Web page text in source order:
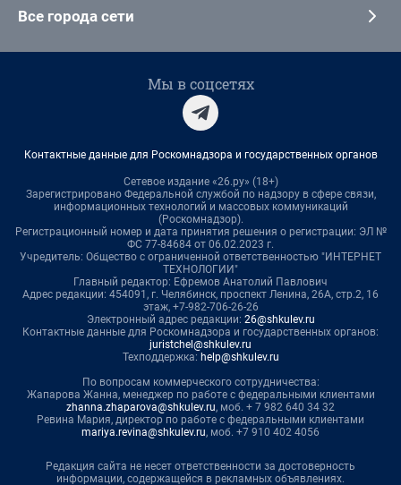
Все города сети
Мы в соцсетях
Контактные данные для Роскомнадзора и государственных органов
Сетевое издание «26.ру» (18+)
Зарегистрировано Федеральной службой по надзору в сфере связи,
информационных технологий и массовых коммуникаций
(Роскомнадзор).
Регистрационный номер и дата принятия решения о регистрации: ЭЛ №
ФС 77-84684 от 06.02.2023 г.
Учредитель: Общество с ограниченной ответственностью "ИНТЕРНЕТ
ТЕХНОЛОГИИ"
Главный редактор: Ефремов Анатолий Павлович
Адрес редакции: 454091, г. Челябинск, проспект Ленина, 26А, стр.2, 16
этаж, +7-982-706-26-26
Электронный адрес редакции: 26@shkulev.ru
Контактные данные для Роскомнадзора и государственных органов:
juristchel@shkulev.ru
Техподдержка: help@shkulev.ru
По вопросам коммерческого сотрудничества:
Жапарова Жанна, менеджер по работе с федеральными клиентами
zhanna.zhaparova@shkulev.ru, моб. + 7 982 640 34 32
Ревина Мария, директор по работе с федеральными клиентами
mariya.revina@shkulev.ru, моб. +7 910 402 4056
Редакция сайта не несет ответственности за достоверность
информации, содержащейся в рекламных объявлениях.